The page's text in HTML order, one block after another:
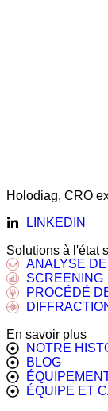
Holodiag, CRO
LINKEDIN
Solutions à l'état
ANALYSE
SCREENING
PROCÉDÉ
En savoir plus
NOTRE
BLOG
ÉQUIPE ET